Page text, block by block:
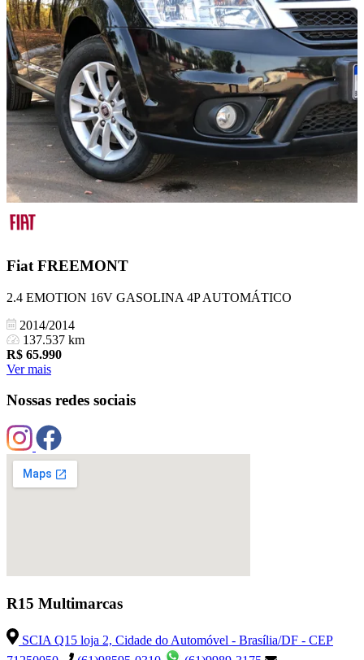
Fiat FREEMONT
2.4 EMOTION 16V GASOLINA 4P AUTOMÁTICO
2014/2014
137.537 km
R$ 65.990
Ver mais
Nossas redes sociais
R15 Multimarcas
SCIA Q15 loja 2, Cidade do Automóvel - Brasília/DF - CEP